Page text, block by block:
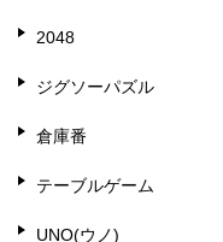
2048
ジグソーパズル
倉庫番
テーブルゲーム
UNO(ウノ)